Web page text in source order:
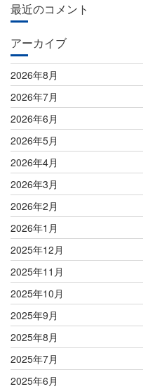
最近のコメント
アーカイブ
2026年8月
2026年7月
2026年6月
2026年5月
2026年4月
2026年3月
2026年2月
2026年1月
2025年12月
2025年11月
2025年10月
2025年9月
2025年8月
2025年7月
2025年6月